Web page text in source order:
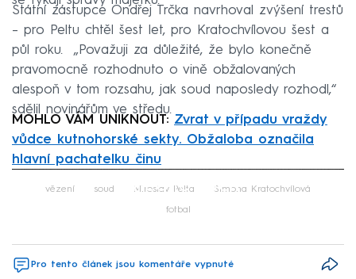
Státní zástupce Ondřej Trčka navrhoval zvýšení trestů
– pro Peltu chtěl šest let, pro Kratochvílovou šest a
půl roku. „Považuji za důležité, že bylo konečně
pravomocně rozhodnuto o vině obžalovaných
alespoň v tom rozsahu, jak soud naposledy rozhodl,“
sdělil novinářům ve středu.
MOHLO VÁM UNIKNOUT: Zvrat v případu vraždy
vůdce kutnohorské sekty. Obžaloba označila
hlavní pachatelku činu
Failed to fetch
vězení soud Miroslav Pelta Simona Kratochvílová
fotbal
Pro tento článek jsou komentáře vypnuté